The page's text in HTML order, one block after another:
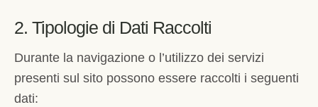
2. Tipologie di Dati Raccolti
Durante la navigazione o l’utilizzo dei servizi
presenti sul sito possono essere raccolti i seguenti
dati: